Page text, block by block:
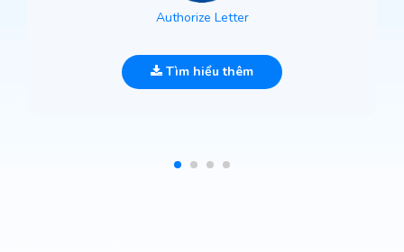
Authorize Letter
Tìm hiểu thêm